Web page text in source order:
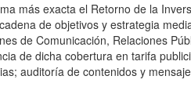
más exacta el Retorno de la
de objetivos y estrategia
de Comunicación, Relaciones
de dicha cobertura en tarifa
auditoría de contenidos y